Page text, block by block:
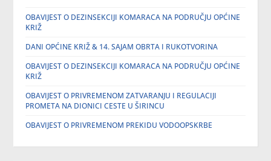
OBAVIJEST O DEZINSEKCIJI KOMARACA NA PODRUČJU OPĆINE
KRIŽ
DANI OPĆINE KRIŽ & 14. SAJAM OBRTA I RUKOTVORINA
OBAVIJEST O DEZINSEKCIJI KOMARACA NA PODRUČJU OPĆINE
KRIŽ
OBAVIJEST O PRIVREMENOM ZATVARANJU I REGULACIJI
PROMETA NA DIONICI CESTE U ŠIRINCU
OBAVIJEST O PRIVREMENOM PREKIDU VODOOPSKRBE